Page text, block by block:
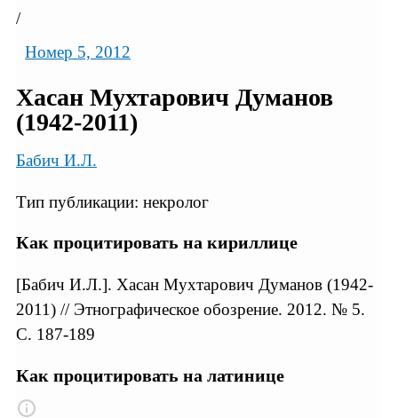
/
Номер 5, 2012
Хасан Мухтарович Думанов
(1942-2011)
Бабич И.Л.
Тип публикации: некролог
Как процитировать на кириллице
[Бабич И.Л.]. Хасан Мухтарович Думанов (1942-
2011) // Этнографическое обозрение. 2012. № 5.
С. 187-189
Как процитировать на латинице